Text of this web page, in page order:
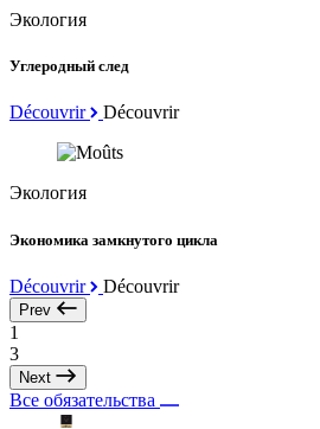
Экология
Углеродный след
Découvrir Découvrir
Экология
Экономика замкнутого цикла
Découvrir Découvrir
Prev
1
3
Next
Все обязательства